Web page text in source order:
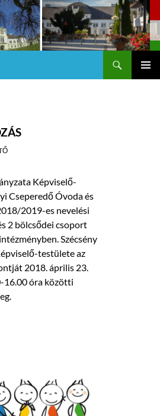
Képviselő-
Cseperedő Óvoda és
2019-es nevelési
2 bölcsődei csoport
Szécsény
testülete az
2018. április 23.
16.00 óra közötti